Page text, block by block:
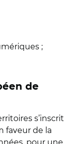
;
de
s’inscrit
faveur de la
pour une